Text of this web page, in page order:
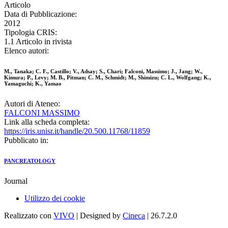
Articolo
Data di Pubblicazione:
2012
Tipologia CRIS:
1.1 Articolo in rivista
Elenco autori:
M., Tanaka; C. F., Castillo; V., Adsay; S., Chari; Falconi, Massimo; J., Jang; W.,
Kimura; P., Levy; M. B., Pitman; C. M., Schmidt; M., Shimizu; C. L., Wolfgang; K.,
Yamaguchi; K., Yamao
Autori di Ateneo:
FALCONI MASSIMO
Link alla scheda completa:
https://iris.unisr.it/handle/20.500.11768/11859
Pubblicato in:
PANCREATOLOGY
Journal
Utilizzo dei cookie
Realizzato con VIVO | Designed by Cineca | 26.7.2.0